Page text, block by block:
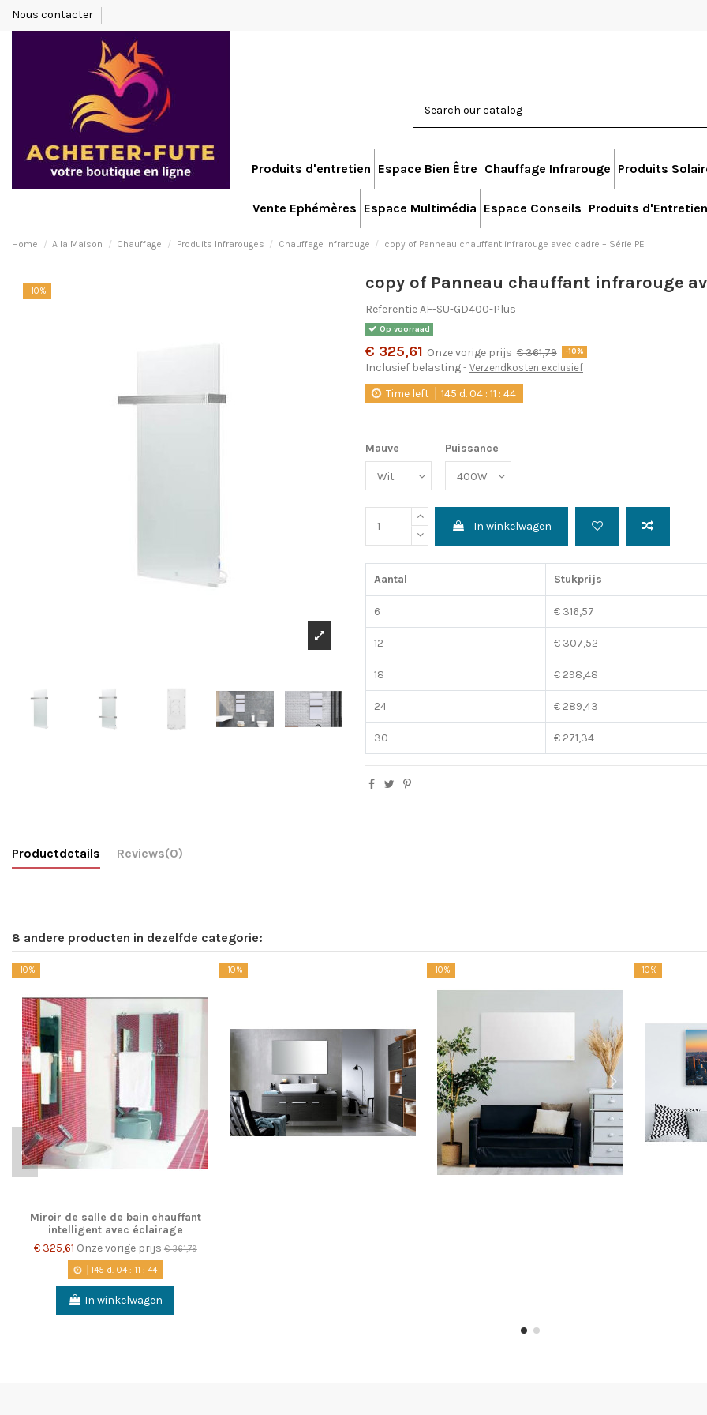
Nous contacter
Produits d'entretien Espace Bien Être Chauffage Infrarouge Produits
Vente Ephémères Espace Multimédia Espace Conseils Produits d'Entretien
Home A la Maison Chauffage Produits Infrarouges Chauffage Infrarouge copy of Panneau chauffant infrarouge avec cadre – Série PE
-10% copy of Panneau chauffant infrarouge
ReferentieAF-SU-GD400-Plus
Op voorraad
€ 325,61 Onze vorige prijs € 361,79 -10%
Inclusief belasting Verzendkosten exclusief
Time left 145 d. 04 :11 :43
Mauve Puissance
In winkelwagen
Aantal Stukprijs
6 € 316,57
12 € 307,52
18 € 298,48
24 € 289,43
30 € 271,34
Productdetails Reviews(0)
8 andere producten in dezelfde categorie:
-10%
Miroir de salle de bain chauffant
intelligent avec éclairage
€ 325,61 Onze vorige prijs € 361,79
145 d. 04: 11 : 43
In winkelwagen
-10% -10% -10%